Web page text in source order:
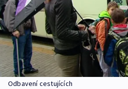
Odbavení cestujících